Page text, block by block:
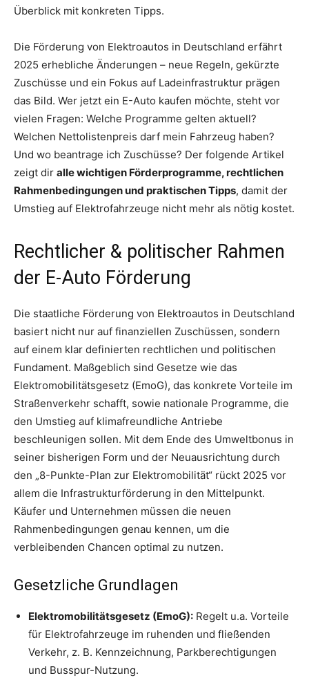
Überblick mit konkreten Tipps.
Die Förderung von Elektroautos in Deutschland erfährt
2025 erhebliche Änderungen – neue Regeln, gekürzte
Zuschüsse und ein Fokus auf Ladeinfrastruktur prägen
das Bild. Wer jetzt ein E-Auto kaufen möchte, steht vor
vielen Fragen: Welche Programme gelten aktuell?
Welchen Nettolistenpreis darf mein Fahrzeug haben?
Und wo beantrage ich Zuschüsse? Der folgende Artikel
zeigt dir alle wichtigen Förderprogramme, rechtlichen
Rahmenbedingungen und praktischen Tipps, damit der
Umstieg auf Elektrofahrzeuge nicht mehr als nötig kostet.
Rechtlicher & politischer Rahmen
der E-Auto Förderung
Die staatliche Förderung von Elektroautos in Deutschland
basiert nicht nur auf finanziellen Zuschüssen, sondern
auf einem klar definierten rechtlichen und politischen
Fundament. Maßgeblich sind Gesetze wie das
Elektromobilitätsgesetz (EmoG), das konkrete Vorteile im
Straßenverkehr schafft, sowie nationale Programme, die
den Umstieg auf klimafreundliche Antriebe
beschleunigen sollen. Mit dem Ende des Umweltbonus in
seiner bisherigen Form und der Neuausrichtung durch
den „8-Punkte-Plan zur Elektromobilität“ rückt 2025 vor
allem die Infrastrukturförderung in den Mittelpunkt.
Käufer und Unternehmen müssen die neuen
Rahmenbedingungen genau kennen, um die
verbleibenden Chancen optimal zu nutzen.
Gesetzliche Grundlagen
Elektromobilitätsgesetz (EmoG): Regelt u.a. Vorteile
für Elektrofahrzeuge im ruhenden und fließenden
Verkehr, z. B. Kennzeichnung, Parkberechtigungen
und Busspur-Nutzung.